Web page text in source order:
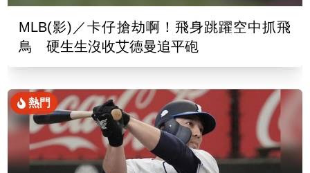
MLB(影)／卡仔搶劫啊！飛身跳躍空中抓飛
鳥 硬生生沒收艾德曼追平砲
熱門